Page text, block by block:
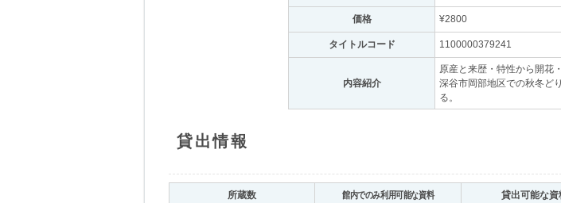
価格 ¥2800
タイトルコード 1100000379241
内容紹介
原産と来歴・特性から開花
深谷市岡部地区での秋冬ど
る。
貸出情報
所蔵数 館内でのみ利用可能な資料 貸出可能な資